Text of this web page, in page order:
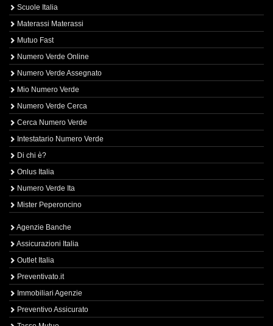
Scuole Italia
Materassi Materassi
Mutuo Fast
Numero Verde Online
Numero Verde Assegnato
Mio Numero Verde
Numero Verde Cerca
Cerca Numero Verde
Intestatario Numero Verde
Di chi è?
Onlus Italia
Numero Verde Ita
Mister Peperoncino
Agenzie Banche
Assicurazioni Italia
Outlet Italia
Preventivato.it
Immobiliari Agenzie
Preventivo Assicurato